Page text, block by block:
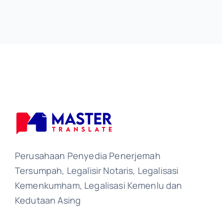
Perusahaan Penyedia Penerjemah
Tersumpah, Legalisir Notaris, Legalisasi
Kemenkumham, Legalisasi Kemenlu dan
Kedutaan Asing